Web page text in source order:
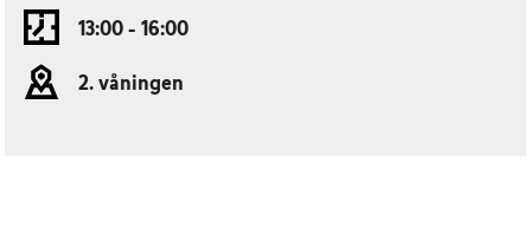
13:00 - 16:00
2. våningen